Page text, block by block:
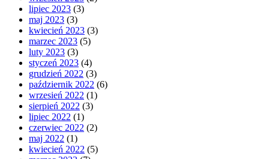
lipiec 2023 (3)
maj 2023 (3)
kwiecień 2023 (3)
marzec 2023 (5)
luty 2023 (3)
styczeń 2023 (4)
grudzień 2022 (3)
październik 2022 (6)
wrzesień 2022 (1)
sierpień 2022 (3)
lipiec 2022 (1)
czerwiec 2022 (2)
maj 2022 (1)
kwiecień 2022 (5)